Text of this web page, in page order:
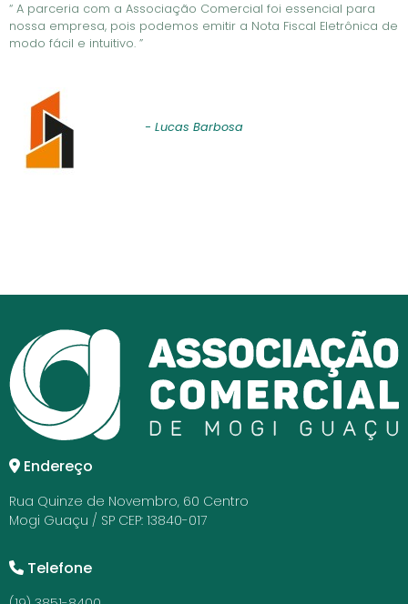
“ A parceria com a Associação Comercial foi essencial para
nossa empresa, pois podemos emitir a Nota Fiscal Eletrônica de
modo fácil e intuitivo. ”
- Lucas Barbosa
Endereço
Rua Quinze de Novembro, 60 Centro
Mogi Guaçu / SP CEP: 13840-017
Telefone